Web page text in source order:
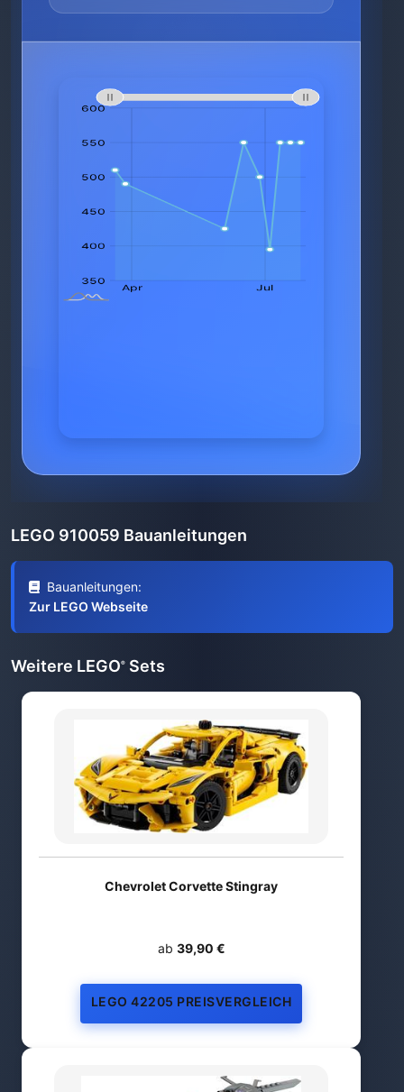
LEGO 910059 Bauanleitungen
Bauanleitungen:
Zur LEGO Webseite
Weitere LEGO® Sets
Chevrolet Corvette Stingray
ab 39,90 €
LEGO 42205 PREISVERGLEICH